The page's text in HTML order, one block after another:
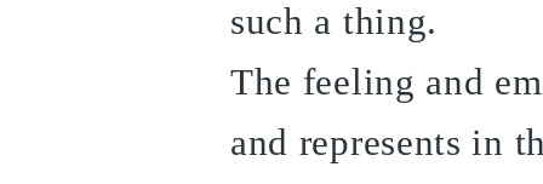
such a thing.
The feeling and
and represents in